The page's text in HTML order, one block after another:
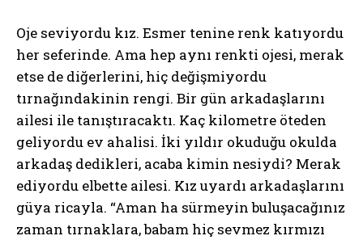
Oje seviyordu kız. Esmer tenine renk katıyordu
her seferinde. Ama hep aynı renkti ojesi, merak
etse de diğerlerini, hiç değişmiyordu
tırnağındakinin rengi. Bir gün arkadaşlarını
ailesi ile tanıştıracaktı. Kaç kilometre öteden
geliyordu ev ahalisi. İki yıldır okuduğu okulda
arkadaş dedikleri, acaba kimin nesiydi? Merak
ediyordu elbette ailesi. Kız uyardı arkadaşlarını
güya ricayla. “Aman ha sürmeyin buluşacağınız
zaman tırnaklara, babam hiç sevmez kırmızı